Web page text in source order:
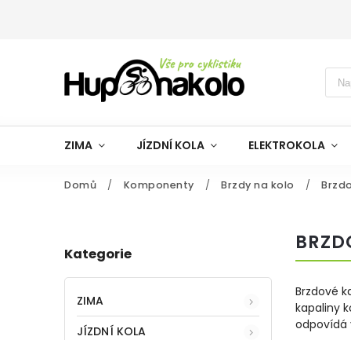
ZIMA JÍZDNÍ KOLA ELEKTROKOLA
Domů / Komponenty / Brzdy na kolo /
Kategorie
ZIMA
JÍZDNÍ KOLA
Brzdové
kapaliny
odpovídá